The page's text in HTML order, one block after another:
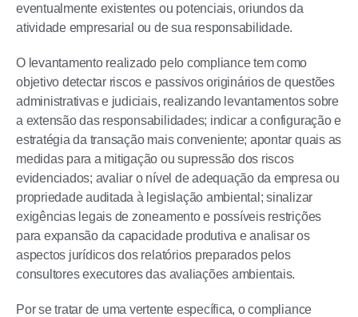
eventualmente existentes ou potenciais, oriundos da
atividade empresarial ou de sua responsabilidade.
O levantamento realizado pelo compliance tem como
objetivo detectar riscos e passivos originários de questões
administrativas e judiciais, realizando levantamentos sobre
a extensão das responsabilidades; indicar a configuração e
estratégia da transação mais conveniente; apontar quais as
medidas para a mitigação ou supressão dos riscos
evidenciados; avaliar o nível de adequação da empresa ou
propriedade auditada à legislação ambiental; sinalizar
exigências legais de zoneamento e possíveis restrições
para expansão da capacidade produtiva e analisar os
aspectos jurídicos dos relatórios preparados pelos
consultores executores das avaliações ambientais.
Por se tratar de uma vertente específica, o compliance